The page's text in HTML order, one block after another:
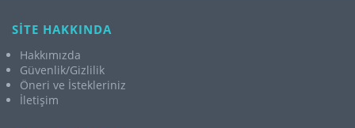
SİTE HAKKINDA
Hakkımızda
Güvenlik/Gizlilik
Öneri ve İstekleriniz
İletişim